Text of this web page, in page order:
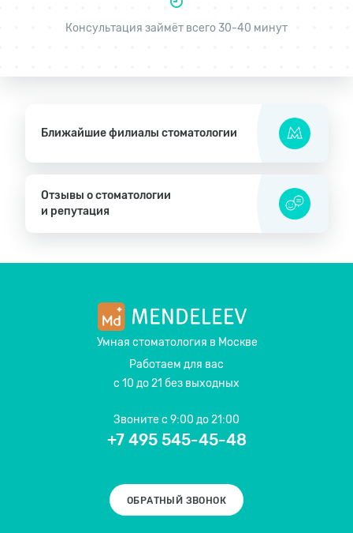
Консультация займёт всего 30-40 минут
Ближайшие филиалы стоматологии
Отзывы о стоматологии
и репутация
Умная стоматология в Москве
Работаем для вас
с 10 до 21 без выходных
Звонитес 9:00 до 21:00
+7 495 545-45-48
ОБРАТНЫЙ ЗВОНОК